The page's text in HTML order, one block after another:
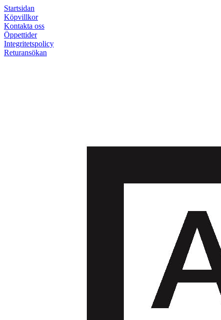
Startsidan
Köpvillkor
Kontakta oss
Öppettider
Integritetspolicy
Returansökan